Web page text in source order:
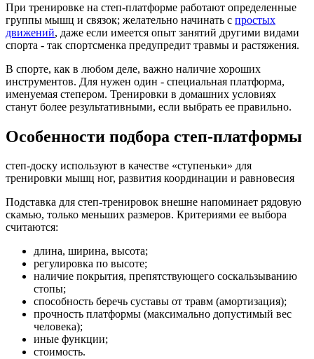
При тренировке на степ-платформе работают определенные
группы мышц и связок; желательно начинать с простых
движений, даже если имеется опыт занятий другими видами
спорта - так спортсменка предупредит травмы и растяжения.
В спорте, как в любом деле, важно наличие хороших
инструментов. Для нужен один - специальная платформа,
именуемая степером. Тренировки в домашних условиях
станут более результативными, если выбрать ее правильно.
Особенности подбора степ-платформы
степ-доску используют в качестве «ступеньки» для
тренировки мышц ног, развития координации и равновесия
Подставка для степ-тренировок внешне напоминает рядовую
скамью, только меньших размеров. Критериями ее выбора
считаются:
длина, ширина, высота;
регулировка по высоте;
наличие покрытия, препятствующего соскальзыванию
стопы;
способность беречь суставы от травм (амортизация);
прочность платформы (максимально допустимый вес
человека);
иные функции;
стоимость.